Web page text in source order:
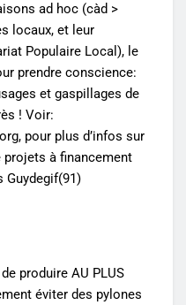
ad hoc (càd >
locaux, et leur
Populaire Local), le
prendre conscience:
et gaspillages de
! Voir:
, pour plus d’infos sur
projets à financement
Guydegif(91)
produire AU PLUS
éviter des pylones